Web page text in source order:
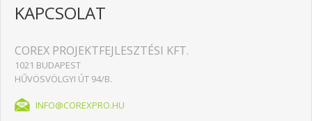
KAPCSOLAT
COREX PROJEKTFEJLESZTÉSI KFT.
1021 BUDAPEST
HŰVÖSVÖLGYI ÚT 94/B.
INFO@COREXPRO.HU